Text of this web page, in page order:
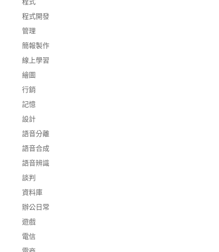
程式開發
管理
簡報製作
線上學習
繪圖
行銷
記憶
設計
語音分離
語音合成
語音辨識
談判
資料庫
辦公日常
遊戲
電信